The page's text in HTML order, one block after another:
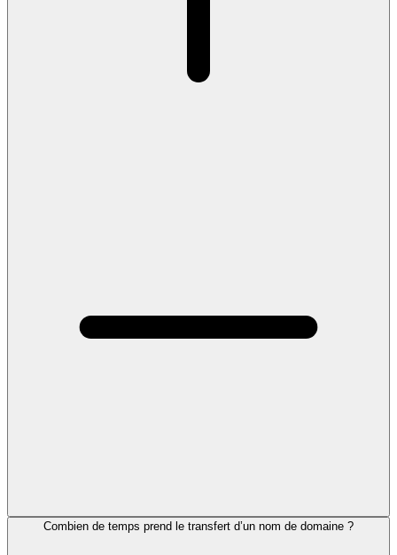
Combien de temps prend le transfert d’un nom de domaine ?